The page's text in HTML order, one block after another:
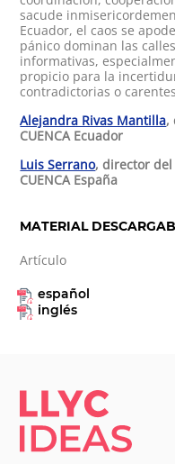
sacude
Ecuador, el caos se
pánico dominan las
informativas,
propicio para la
contradictorias o
Alejandra Rivas Mantilla,
CUENCA Ecuador
Luis Serrano, director del
CUENCA España
MATERIAL
Artículo
español
inglés
LLYC IDEAS.